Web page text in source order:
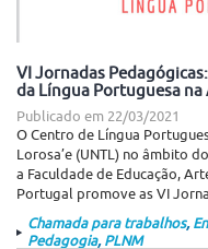
VI Jornadas
da Língua Portuguesa na
Publicado em 22/03/2021
O Centro de Língua
Lorosa’e (UNTL) no âmbito
a Faculdade de Educação,
Portugal promove as VI
Chamada para trabalhos,
Pedagogia, PLNM